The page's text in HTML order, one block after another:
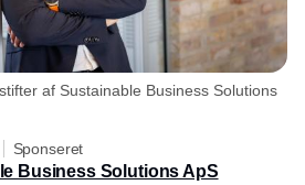
af Sustainable Business Solutions
Sponseret
Business Solutions ApS